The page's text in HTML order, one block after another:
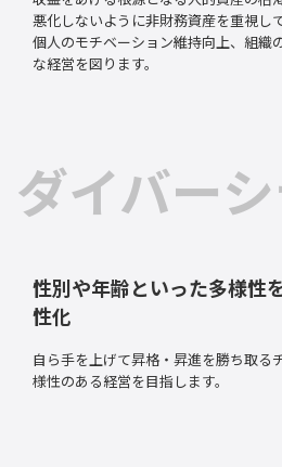
悪化しないように非財務資産を重視し
個人のモチベーション維持向上、組織
な経営を図ります。
ダイバー
性別や年齢といった多様性
性化
自ら手を上げて昇格・昇進を勝ち取る
様性のある経営を目指します。